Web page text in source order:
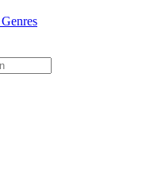
Genres